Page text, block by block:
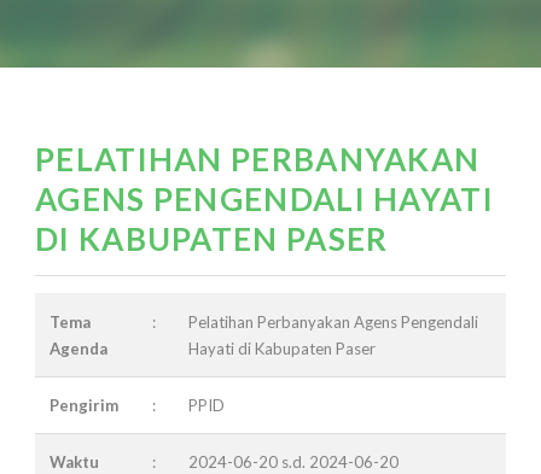
PELATIHAN PERBANYAKAN
AGENS PENGENDALI HAYATI
DI KABUPATEN PASER
Tema
Agenda
:
Pelatihan Perbanyakan Agens Pengendali
Hayati di Kabupaten Paser
Pengirim : PPID
Waktu : 2024-06-20 s.d. 2024-06-20